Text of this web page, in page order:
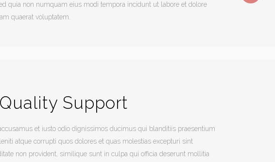
quia non numquam eius modi tempora incidunt ut labore et dolore
quaerat voluptatem.
Support
et iusto odio dignissimos ducimus qui blanditiis praesentium
atque corrupti quos dolores et quas molestias excepturi sint
non provident, similique sunt in culpa qui officia deserunt mollitia